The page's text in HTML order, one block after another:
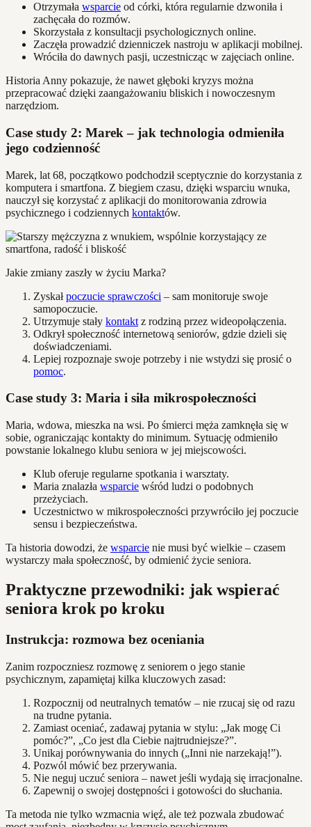
Otrzymała wsparcie od córki, która regularnie dzwoniła i
zachęcała do rozmów.
Skorzystała z konsultacji psychologicznych online.
Zaczęła prowadzić dzienniczek nastroju w aplikacji mobilnej.
Wróciła do dawnych pasji, uczestnicząc w zajęciach online.
Historia Anny pokazuje, że nawet głęboki kryzys można
przepracować dzięki zaangażowaniu bliskich i nowoczesnym
narzędziom.
Case study 2: Marek – jak technologia odmieniła
jego codzienność
Marek, lat 68, początkowo podchodził sceptycznie do korzystania z
komputera i smartfona. Z biegiem czasu, dzięki wsparciu wnuka,
nauczył się korzystać z aplikacji do monitorowania zdrowia
psychicznego i codziennych kontaktów.
Jakie zmiany zaszły w życiu Marka?
Zyskałpoczucie sprawczości – sam monitoruje swoje
samopoczucie.
Utrzymuje stały kontakt z rodziną przez wideopołączenia.
Odkrył społeczność internetową seniorów, gdzie dzieli się
doświadczeniami.
Lepiej rozpoznaje swoje potrzeby i nie wstydzi się prosić o
pomoc.
Case study 3: Maria i siła mikrospołeczności
Maria, wdowa, mieszka na wsi. Po śmierci męża zamknęła się w
sobie, ograniczając kontakty do minimum. Sytuację odmieniło
powstanie lokalnego klubu seniora w jej miejscowości.
Klub oferuje regularne spotkania i warsztaty.
Maria znalazła wsparcie wśród ludzi o podobnych
przeżyciach.
Uczestnictwo w mikrospołeczności przywróciło jej poczucie
sensu i bezpieczeństwa.
Ta historia dowodzi, że wsparcie nie musi być wielkie – czasem
wystarczy mała społeczność, by odmienić życie seniora.
Praktyczne przewodniki: jak wspierać
seniora krok po kroku
Instrukcja: rozmowa bez oceniania
Zanim rozpoczniesz rozmowę z seniorem o jego stanie
psychicznym, zapamiętaj kilka kluczowych zasad:
Rozpocznij od neutralnych tematów – nie rzucaj się od razu
na trudne pytania.
Zamiast oceniać, zadawaj pytania w stylu: „Jak mogę Ci
pomóc?”, „Co jest dla Ciebie najtrudniejsze?”.
Unikaj porównywania do innych („Inni nie narzekają!”).
Pozwól mówić bez przerywania.
Nie neguj uczuć seniora – nawet jeśli wydają się irracjonalne.
Zapewnij o swojej dostępności i gotowości do słuchania.
Ta metoda nie tylko wzmacnia więź, ale też pozwala zbudować